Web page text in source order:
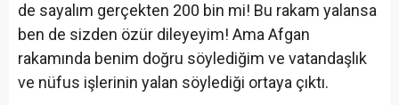
de sayalım gerçekten 200 bin mi! Bu rakam yalansa
ben de sizden özür dileyeyim! Ama Afgan
rakamında benim doğru söylediğim ve vatandaşlık
ve nüfus işlerinin yalan söylediği ortaya çıktı.